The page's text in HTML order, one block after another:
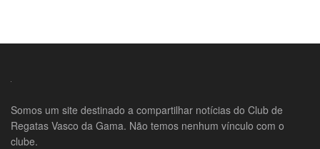
Somos um site destinado a compartilhar notícias do Club de
Regatas Vasco da Gama. Não temos nenhum vínculo com o
clube.